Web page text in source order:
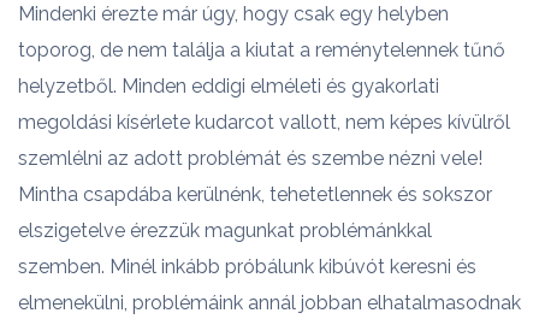
Mindenki érezte már úgy, hogy csak egy helyben
toporog, de nem találja a kiutat a reménytelennek tűnő
helyzetből. Minden eddigi elméleti és gyakorlati
megoldási kísérlete kudarcot vallott, nem képes kívülről
szemlélni az adott problémát és szembe nézni vele!
Mintha csapdába kerülnénk, tehetetlennek és sokszor
elszigetelve érezzük magunkat problémánkkal
szemben. Minél inkább próbálunk kibúvót keresni és
elmenekülni, problémáink annál jobban elhatalmasodnak